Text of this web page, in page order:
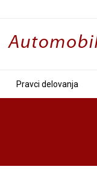
Pravci delovanja